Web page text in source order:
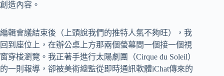
創造內容。
編輯會議結束後（上頭說我們的推特人氣不夠旺），我
回到座位上，在辦公桌上方那兩個螢幕間一個接一個視
窗穿梭瀏覽。我正著手進行太陽劇團（Cirque du Soleil）
的一則報導，卻被美術總監從即時通訊軟體iChat傳來的